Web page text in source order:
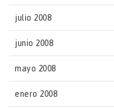
julio 2008
junio 2008
mayo 2008
enero 2008